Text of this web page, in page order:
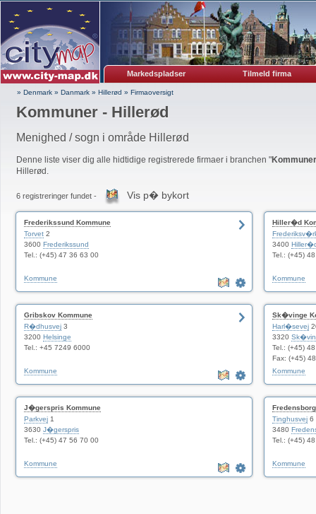
Markedspladser Tilmeld firma
» Denmark » Danmark » Hillerød » Firmaoversigt
Kommuner - Hillerød
Menighed / sogn i område Hillerød
Denne liste viser dig alle hidtidige registrerede firmaer i branchen "Kommuner
Hillerød.
6 registreringer fundet - Vis p� bykort
Frederikssund Kommune
Torvet 2
3600 Frederikssund
Tel.: (+45) 47 36 63 00
Kommune
Hiller�d
3400
Tel.: (+45)
Kommune
Gribskov Kommune
R�dhusvej 3
3200 Helsinge
Tel.: +45 7249 6000
Kommune
Sk�vinge
Harl�sevej
3320
Tel.: (+45)
Fax: (+45)
Kommune
J�gerspris Kommune
Parkvej 1
3630 J�gerspris
Tel.: (+45) 47 56 70 00
Kommune
Tinghusvej 6
3480
Tel.: (+45)
Kommune